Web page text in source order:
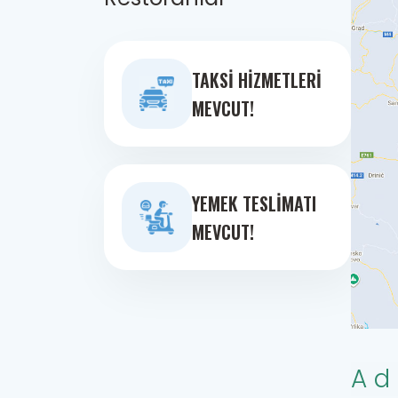
TAKSI HIZMETLERI
MEVCUT!
YEMEK TESLIMATI
MEVCUT!